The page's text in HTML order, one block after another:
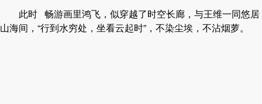
此时 畅游画里鸿飞，似穿越了时空长廊，与王维一同悠居
山海间，“行到水穷处，坐看云起时”，不染尘埃，不沾烟萝。